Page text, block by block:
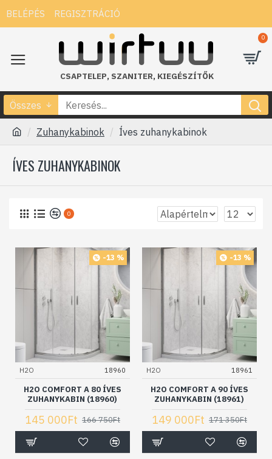
BELÉPÉS REGISZTRÁCIÓ
CSAPTELEP, SZANITER, KIEGÉSZÍTŐK
0
Összes
Zuhanykabinok Íves zuhanykabinok
ÍVES ZUHANYKABINOK
0
-13 %
H2O 18960
H2O COMFORT A 80 ÍVES
ZUHANYKABIN (18960)
145 000Ft 166 750Ft
-13 %
H2O 18961
H2O COMFORT A 90 ÍVES
ZUHANYKABIN (18961)
149 000Ft 171 350Ft